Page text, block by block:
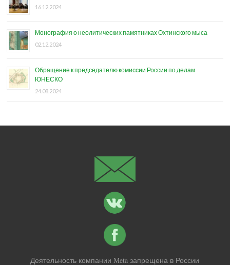
16.12.2024
Монография о неолитических памятниках Охтинского мыса
02.12.2024
Обращение к председателю комиссии России по делам
ЮНЕСКО
24.08.2024
Деятельность компании Meta запрещена в России